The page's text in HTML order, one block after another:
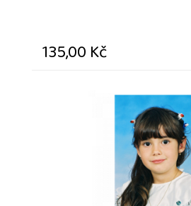
135,00 Kč